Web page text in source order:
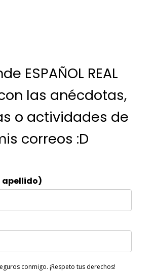
ESPAÑOL REAL
las anécdotas,
o actividades de
correos :D
apellido)
conmigo. ¡Respeto tus derechos!